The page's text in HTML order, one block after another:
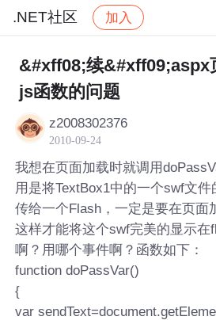
.NET社区 加入
社区 .NET社区
&#xff08;续&#xff09;aspx
js函数的问题
z2008302376
2010-09-24
我想在页面加载时就调用
用是将TextBox1中的一个swf文
传给一个Flash，一定是要在页面
这样才能将这个swf完美的显示在
啊？用哪个事件啊？函数如下：
function doPassVar()
{
var